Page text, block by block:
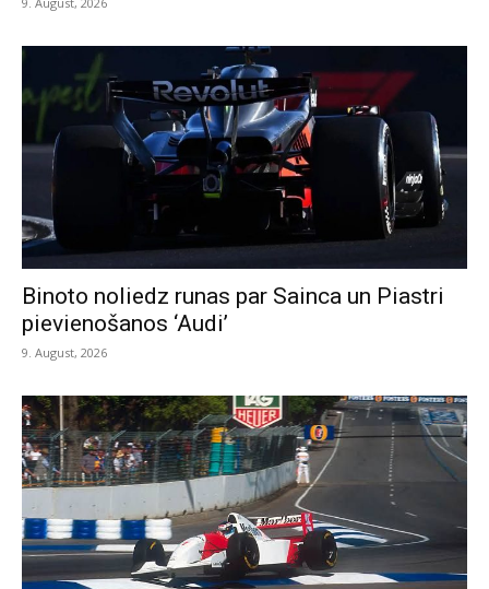
Binoto noliedz runas par Sainca un Piastri
pievienošanos ‘Audi’
9. August, 2026